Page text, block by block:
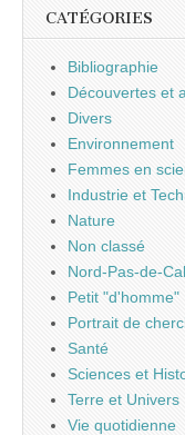
CATÉGORIES
Bibliographie
Découvertes et
Divers
Environnement
Femmes en
Industrie et
Nature
Non classé
Nord-Pas-de-
Petit "d'homme"
Portrait de
Santé
Sciences et
Terre et Univers
Vie quotidienne